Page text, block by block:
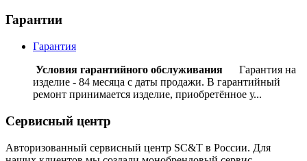
Гарантии
Гарантия
Условия гарантийного обслуживания Гарантия на
изделие - 84 месяца с даты продажи. В гарантийный
ремонт принимается изделие, приобретённое у...
Сервисный центр
Авторизованный сервисный центр SC&T в России. Для